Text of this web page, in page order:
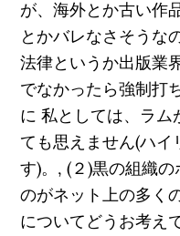
が、海外とか古い作
とかバレなさそうな
法律というか出版業
でなかったら強制打
に 私としては、ラム
ても思えません(ハイ
す)。, (２)黒の組織
のがネット上の多く
についてどうお考え